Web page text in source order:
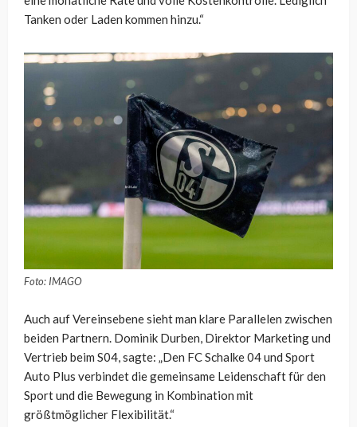
Tanken oder Laden kommen hinzu.“
Foto: IMAGO
Auch auf Vereinsebene sieht man klare Parallelen zwischen
beiden Partnern. Dominik Durben, Direktor Marketing und
Vertrieb beim S04, sagte: „Den FC Schalke 04 und Sport
Auto Plus verbindet die gemeinsame Leidenschaft für den
Sport und die Bewegung in Kombination mit
größtmöglicher Flexibilität.“